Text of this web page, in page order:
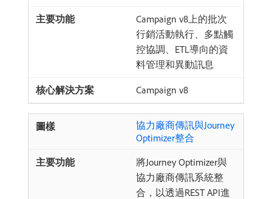
Campaign v8上的批次
行銷活動執行、多點觸
控協調、ETL導向的資
料管理和異動訊息
Campaign v8
協力廠商傳訊與Journey
Optimizer整合
將Journey Optimizer與
協力廠商傳訊系統整
合，以透過REST API進